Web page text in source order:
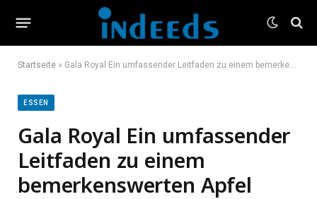
Startseite » Gala Royal Ein umfassender Leitfaden zu einem bemerkenswerten Apfel
ESSEN
Gala Royal Ein umfassender
Leitfaden zu einem
bemerkenswerten Apfel